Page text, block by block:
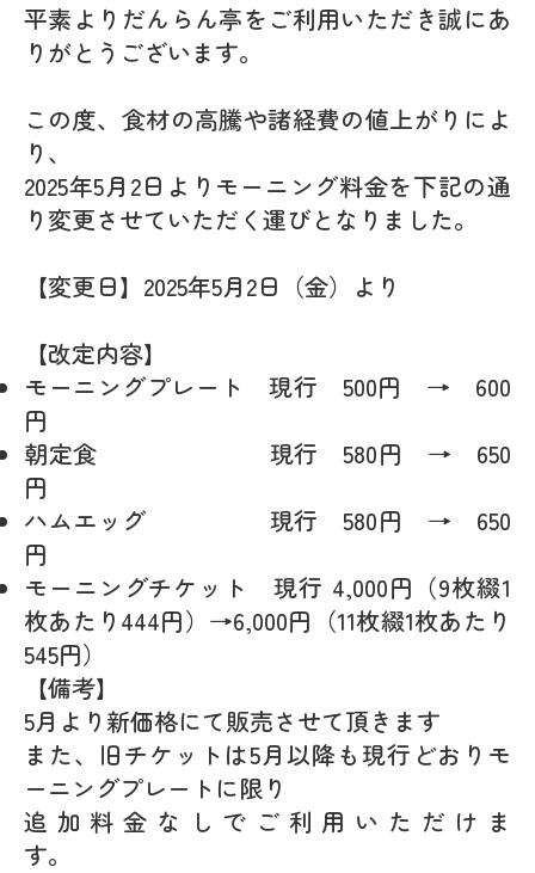
平素よりだんらん亭をご利用いただき誠にあ
りがとうございます。
この度、食材の高騰や諸経費の値上がりによ
り、
2025年5月2日よりモーニング料金を下記の通
り変更させていただく運びとなりました。
【変更日】2025年5月2日（金）より
【改定内容】
モーニングプレート 現行 500円 → 600
円
朝定食 現行 580円 → 650
円
ハムエッグ 現行 580円 → 650
円
モーニングチケット 現行 4,000円（9枚綴1
枚あたり444円）→6,000円（11枚綴1枚あたり
545円）
【備考】
5月より新価格にて販売させて頂きます
また、旧チケットは5月以降も現行どおりモ
ーニングプレートに限り
追加料金なしでご利用いただけま
す。